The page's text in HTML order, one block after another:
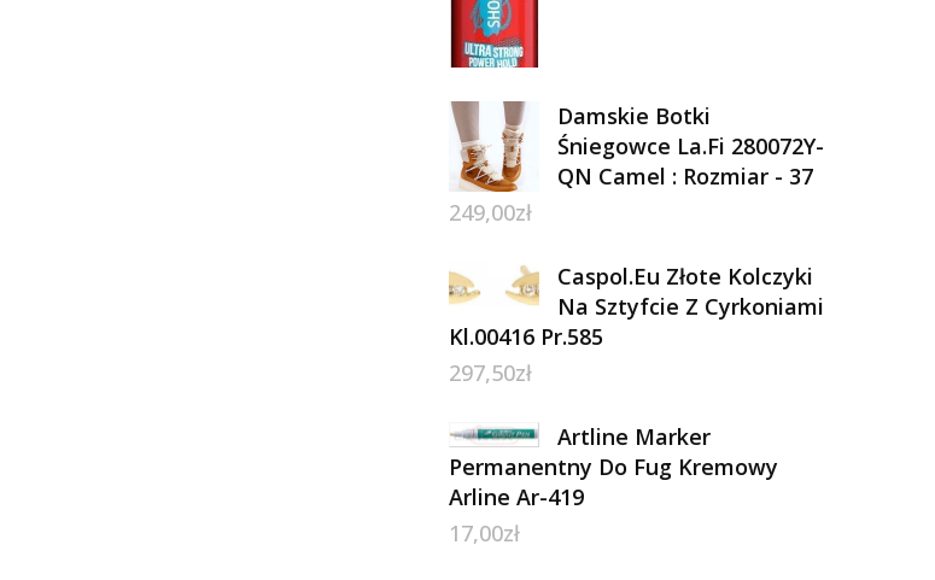
Damskie Botki
Śniegowce La.Fi 280072Y-
QN Camel : Rozmiar - 37
249,00zł
Caspol.Eu Złote Kolczyki
Na Sztyfcie Z Cyrkoniami
Kl.00416 Pr.585
297,50zł
Artline Marker
Permanentny Do Fug Kremowy
Arline Ar-419
17,00zł